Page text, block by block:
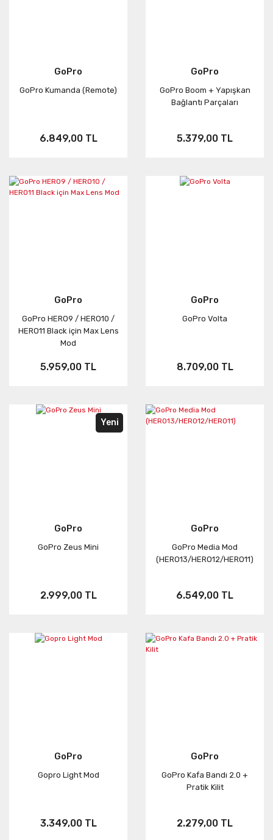
GoPro
GoPro Kumanda (Remote)
6.849,00 TL
GoPro
GoPro Boom + Yapışkan
Bağlantı Parçaları
5.379,00 TL
GoPro
GoPro HERO9 / HERO10 /
HERO11 Black için Max Lens
Mod
5.959,00 TL
GoPro
GoPro Volta
8.709,00 TL
Yeni
GoPro
GoPro Zeus Mini
2.999,00 TL
GoPro
GoPro Media Mod
(HERO13/HERO12/HERO11)
6.549,00 TL
GoPro
Gopro Light Mod
3.349,00 TL
GoPro
GoPro Kafa Bandı 2.0 +
Pratik Kilit
2.279,00 TL